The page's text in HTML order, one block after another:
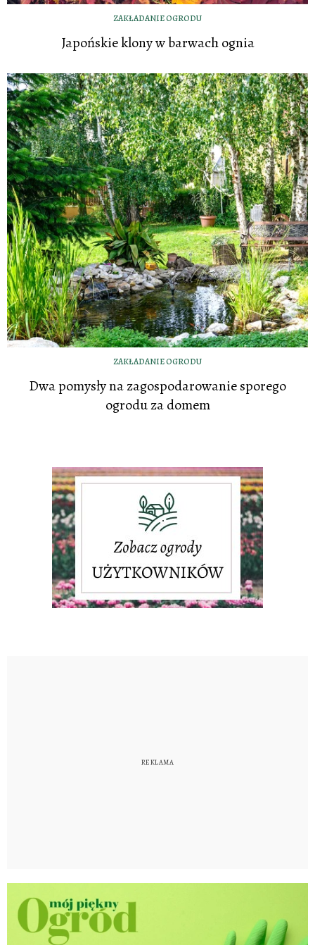
ZAKŁADANIE OGRODU
Japońskie klony w barwach ognia
ZAKŁADANIE OGRODU
Dwa pomysły na zagospodarowanie sporego
ogrodu za domem